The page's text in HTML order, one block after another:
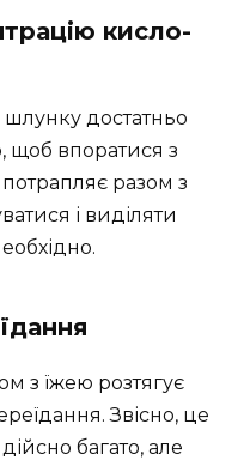
кисло-
достатньо
впоратися з
разом з
і виділяти
з їжею розтягує
Звісно, це
багато, але